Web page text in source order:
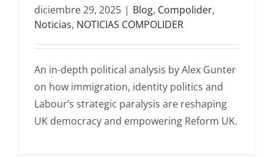
diciembre 29, 2025 | Blog, Compolider,
Noticias, NOTICIAS COMPOLIDER
An in-depth political analysis by Alex Gunter
on how immigration, identity politics and
Labour’s strategic paralysis are reshaping
UK democracy and empowering Reform UK.